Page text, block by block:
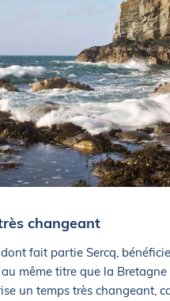
changeant
fait partie Sercq,
même titre que la
un temps très changeant,